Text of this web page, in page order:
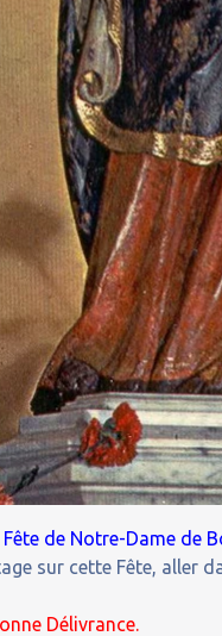
de Notre-Dame de
sur cette Fête, aller
Délivrance.